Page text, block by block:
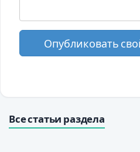
Опубликовать
Все статьи раздела